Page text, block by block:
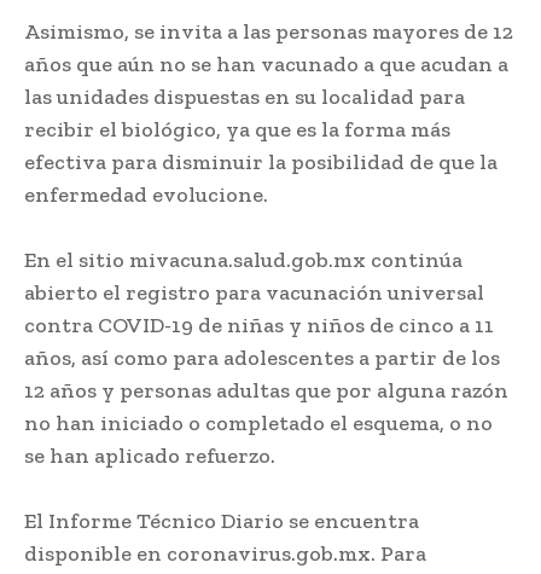
Asimismo, se invita a las personas mayores de 12
años que aún no se han vacunado a que acudan a
las unidades dispuestas en su localidad para
recibir el biológico, ya que es la forma más
efectiva para disminuir la posibilidad de que la
enfermedad evolucione.
En el sitio mivacuna.salud.gob.mx continúa
abierto el registro para vacunación universal
contra COVID-19 de niñas y niños de cinco a 11
años, así como para adolescentes a partir de los
12 años y personas adultas que por alguna razón
no han iniciado o completado el esquema, o no
se han aplicado refuerzo.
El Informe Técnico Diario se encuentra
disponible en coronavirus.gob.mx. Para